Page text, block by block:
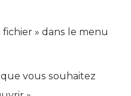
» dans le menu
vous souhaitez